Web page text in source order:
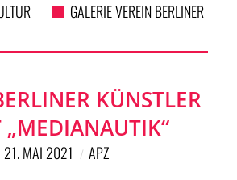
GALERIE VEREIN BERLINER
KÜNSTLER
„MEDIANAUTIK“
21. MAI 2021 APZ